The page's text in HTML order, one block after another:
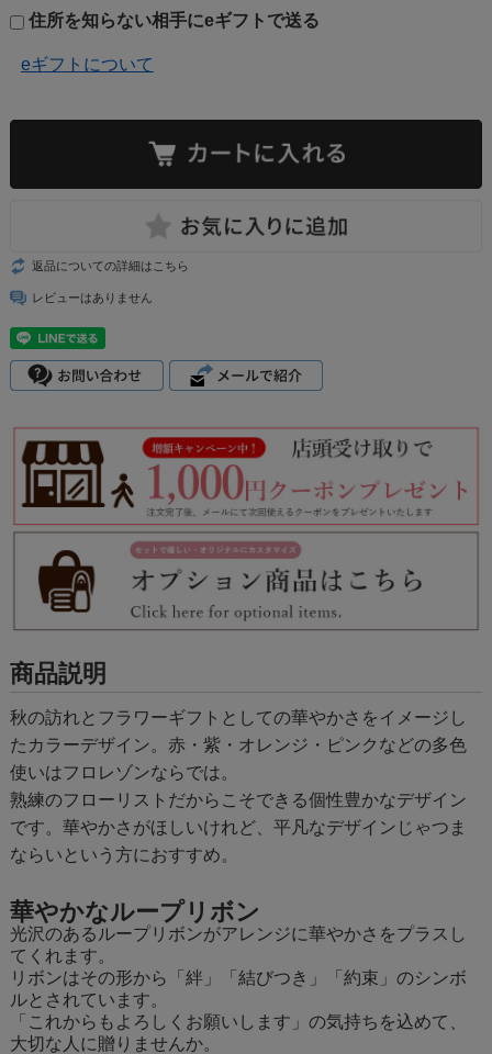
住所を知らない相手にeギフトで送る
eギフトについて
返品についての詳細はこちら
レビューはありません
商品説明
秋の訪れとフラワーギフトとしての華やかさをイメージし
たカラーデザイン。赤・紫・オレンジ・ピンクなどの多色
使いはフロレゾンならでは。
熟練のフローリストだからこそできる個性豊かなデザイン
です。華やかさがほしいけれど、平凡なデザインじゃつま
ならいという方におすすめ。
華やかなループリボン
光沢のあるループリボンがアレンジに華やかさをプラスし
てくれます。
リボンはその形から「絆」「結びつき」「約束」のシンボ
ルとされています。
「これからもよろしくお願いします」の気持ちを込めて、
大切な人に贈りませんか。